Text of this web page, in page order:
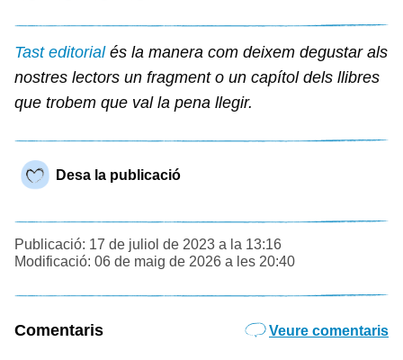
Tast editorialés la manera com deixem degustar als
nostres lectors un fragment o un capítol dels llibres
que trobem que val la pena llegir.
Desa la publicació
Publicació: 17 de juliol de 2023 a la 13:16
Modificació: 06 de maig de 2026 a les 20:40
Comentaris Veure comentaris